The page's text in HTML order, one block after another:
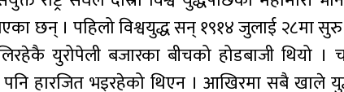
छन् । पहिलो विश्वयुद्ध सन् १९१४ जुलाई २८मा
युरोपेली बजारका बीचको होडबाजी थियो ।
पनि हारजित भइरहेको थिएन । आखिरमा सबै खाले